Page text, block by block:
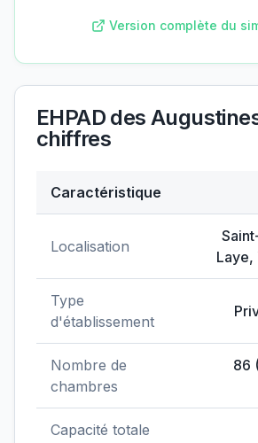
Version complète du
EHPAD des
chiffres
Caractéristique
Localisation
Laye,
Type
d'établissement
Nombre de
chambres
86 (
Capacité totale